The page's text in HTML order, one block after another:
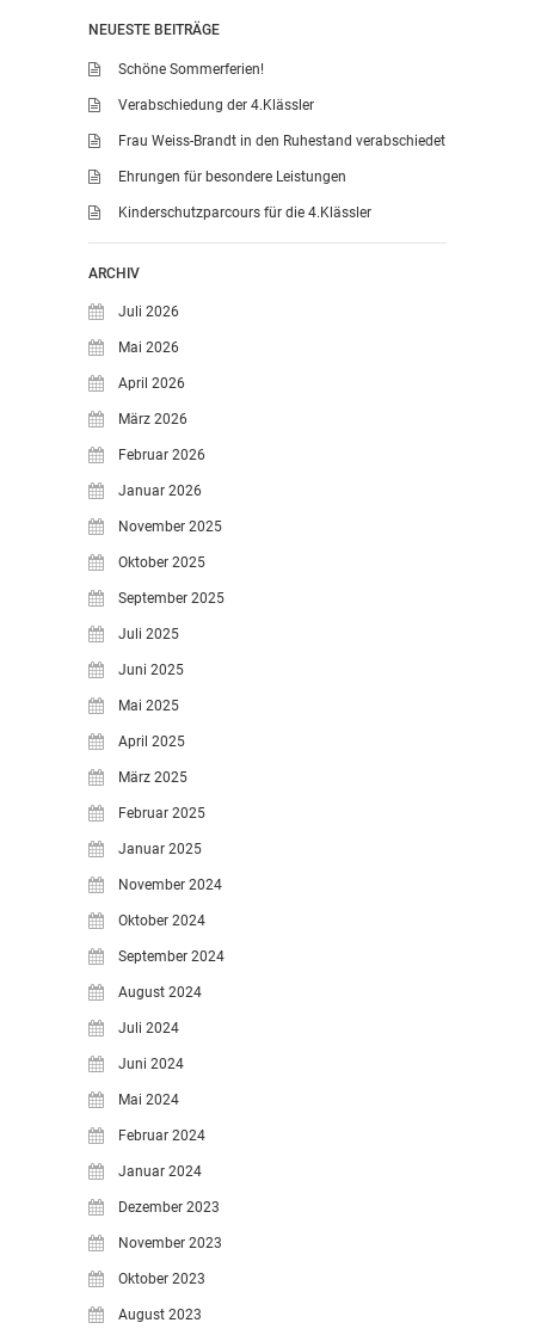
NEUESTE BEITRÄGE
Schöne Sommerferien!
Verabschiedung der 4.Klässler
Frau Weiss-Brandt in den Ruhestand verabschiedet
Ehrungen für besondere Leistungen
Kinderschutzparcours für die 4.Klässler
ARCHIV
Juli 2026
Mai 2026
April 2026
März 2026
Februar 2026
Januar 2026
November 2025
Oktober 2025
September 2025
Juli 2025
Juni 2025
Mai 2025
April 2025
März 2025
Februar 2025
Januar 2025
November 2024
Oktober 2024
September 2024
August 2024
Juli 2024
Juni 2024
Mai 2024
Februar 2024
Januar 2024
Dezember 2023
November 2023
Oktober 2023
August 2023